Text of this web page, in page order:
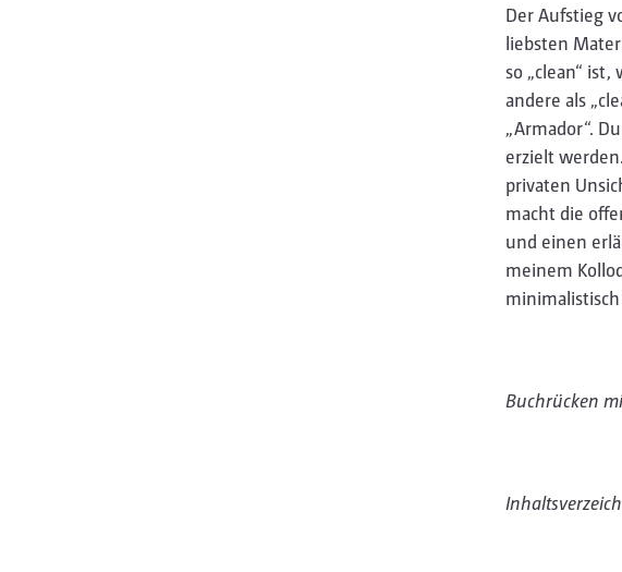
Der Aufstieg
liebsten
so „clean“
andere als
„Armador“.
erzielt
privaten
macht die
und einen
meinem
minimalistisch
Buchrücken